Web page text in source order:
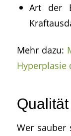
Art der
Mehr dazu:
Hyperplasie
Wer